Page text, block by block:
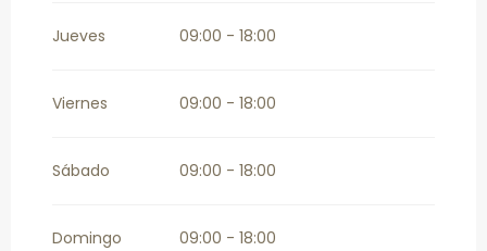
Jueves 09:00 - 18:00
Viernes 09:00 - 18:00
Sábado 09:00 - 18:00
Domingo 09:00 - 18:00